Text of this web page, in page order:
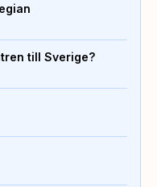
till Sverige?